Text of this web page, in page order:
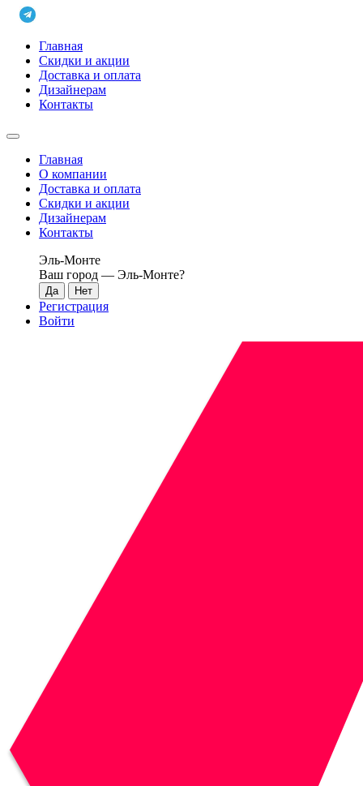
Главная
Скидки и акции
Доставка и оплата
Дизайнерам
Контакты
Главная
О компании
Доставка и оплата
Скидки и акции
Дизайнерам
Контакты
Эль-Монте
Ваш город — Эль-Монте?
Регистрация
Войти